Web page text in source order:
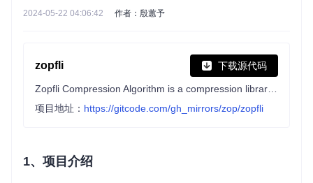
2024-05-22 04:06:42 作者：殷蕙予
zopfli 下载源代码
项目地址： https://gitcode.com/gh_mirrors/zop/zopfli
1、项目介绍